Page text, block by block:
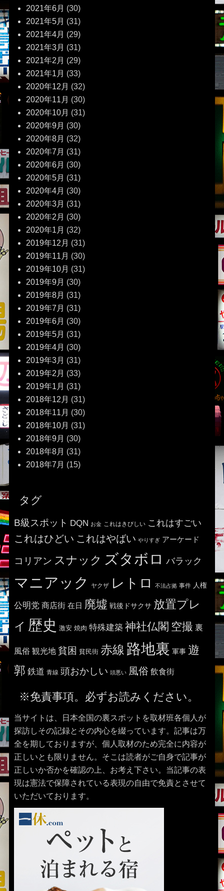
2021年6月 (30)
2021年5月 (31)
2021年4月 (29)
2021年3月 (31)
2021年2月 (29)
2021年1月 (33)
2020年12月 (32)
2020年11月 (30)
2020年10月 (31)
2020年9月 (30)
2020年8月 (32)
2020年7月 (31)
2020年6月 (30)
2020年5月 (31)
2020年4月 (30)
2020年3月 (31)
2020年2月 (30)
2020年1月 (32)
2019年12月 (31)
2019年11月 (30)
2019年10月 (31)
2019年9月 (30)
2019年8月 (31)
2019年7月 (31)
2019年6月 (30)
2019年5月 (31)
2019年4月 (30)
2019年3月 (31)
2019年2月 (33)
2019年1月 (31)
2018年12月 (31)
2018年11月 (30)
2018年10月 (31)
2018年9月 (30)
2018年8月 (31)
2018年7月 (15)
タグ
B級スポット DQN お金 これはきびしい これはすごい
これはひどい これはやばい やりすぎ アーケード
コリアン スナック ズタボロ バラック
マニアック ヤクザ レトロ 不法占拠 事件 人権
公明党 商店街 在日 廃墟 戦後ドサクサ 放置プレ
イ 歴史 激安 焼肉 特殊建築 神社仏閣 空撮 裏
風俗 観光地 貧困 貧民街 赤線 路地裏 軍事 遊
郭 鉄道 青線 頭おかしい 頭悪い 風俗 飲食街
※免責事項。必ずお読みください。
当サイトは、日本全国の裏スポットを取材班各個人が
探訪しその記録とその内心を綴っています。記事は万
全を期しておりますが、個人取材のため完全に内容が
正しいとも限りません。そこは読者がご自身で記事が
正しいか否かを確認の上、お考え下さい。当記事の表
現は憲法で保障されている表現の自由で免責とさせて
いただいております。